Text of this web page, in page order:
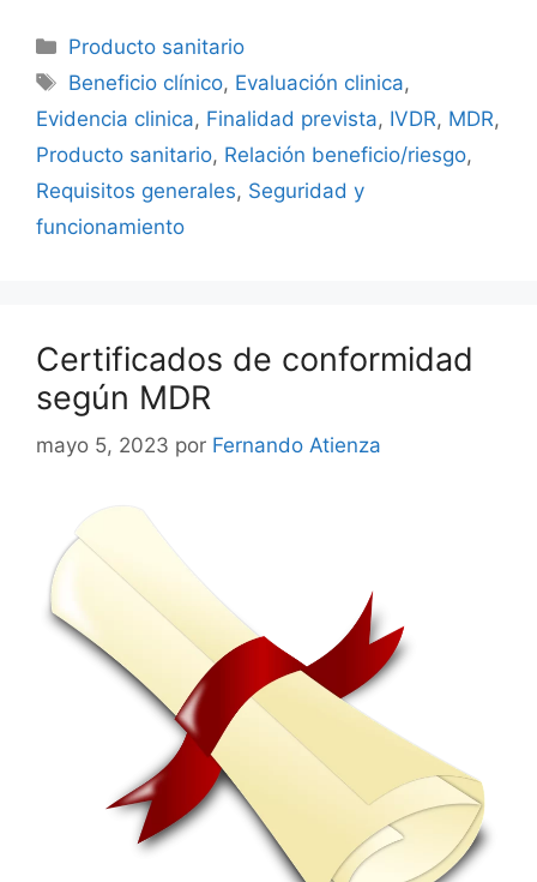
Producto sanitario
Beneficio clínico, Evaluación clinica,
Evidencia clinica, Finalidad prevista, IVDR, MDR,
Producto sanitario, Relación beneficio/riesgo,
Requisitos generales, Seguridad y
funcionamiento
Certificados de conformidad
según MDR
mayo 5, 2023 por Fernando Atienza